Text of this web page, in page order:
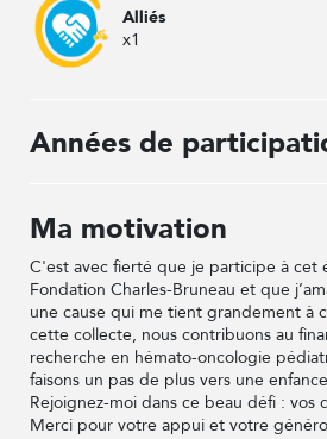
Alliés
x1
Années de
Ma motivation
C'est avec fierté que je participe à cet
Fondation Charles-Bruneau et que
une cause qui me tient grandement à
cette collecte, nous contribuons au
recherche en hémato-oncologie
faisons un pas de plus vers une
Rejoignez-moi dans ce beau défi : vos
Merci pour votre appui et votre